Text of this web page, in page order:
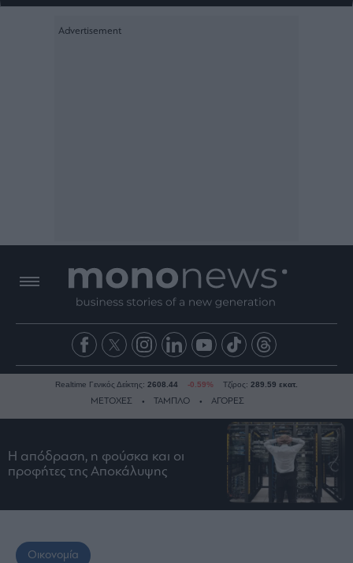
Ειδήσεις
Business
Ναυτιλία
Realtime Γενικός Δείκτης: 2608.44 -0.59% Τζίρος: 289.59 εκατ.
ΜΕΤΟΧΕΣ ΤΑΜΠΛΟ ΑΓΟΡΕΣ
Η απόδραση, η φούσκα και οι
προφήτες της Αποκάλυψης
Οικονομία